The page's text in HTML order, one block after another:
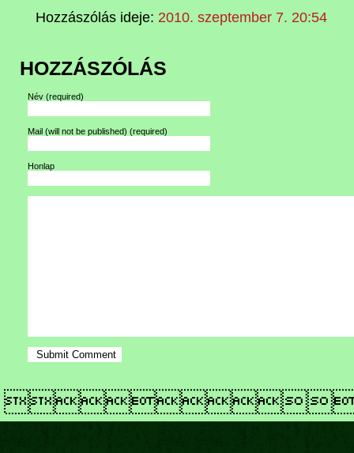
Hozzászólás ideje: 2010. szeptember 7. 20:54
HOZZÁSZÓLÁS
Név (required)
Mail (will not be published) (required)
Honlap